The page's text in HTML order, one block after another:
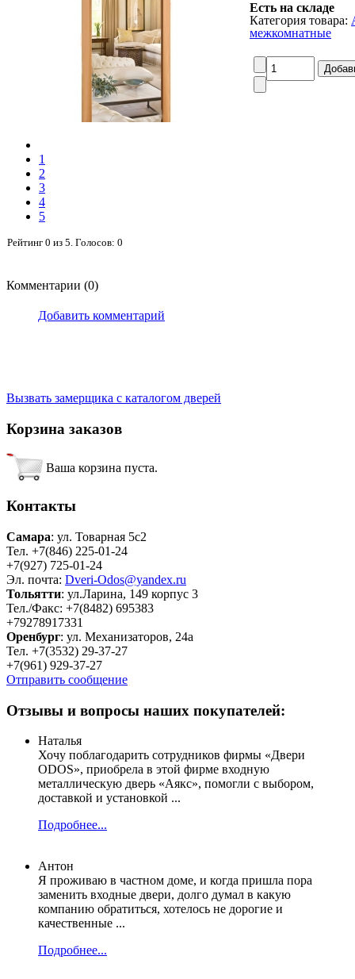
1
2
3
4
5
Рейтинг 0 из 5. Голосов: 0
Есть на складе
Категория товара:
межкомнатные
Комментарии (0)
Добавить комментарий
Вызвать замерщика с каталогом дверей
Корзина заказов
Ваша корзина пуста.
Контакты
Самара: ул. Товарная 5c2
Тел. +7(846) 225-01-24
+7(927) 725-01-24
Эл. почта: Dveri-Odos@yandex.ru
Тольятти: ул.Ларина, 149 корпус 3
Тел./Факс: +7(8482) 695383
+79278917331
Оренбург: ул. Механизаторов, 24а
Тел. +7(3532) 29-37-27
+7(961) 929-37-27
Отправить сообщение
Отзывы и вопросы наших покупателей:
Наталья
Хочу поблагодарить сотрудников фирмы «Двери
ODOS», приобрела в этой фирме входную
металлическую дверь «Аякс», помогли с выбором,
доставкой и установкой ...
Подробнее...
Антон
Я проживаю в частном доме, и когда пришла пора
заменить входные двери, долго думал в какую
компанию обратиться, хотелось не дорогие и
качественные ...
Подробнее...